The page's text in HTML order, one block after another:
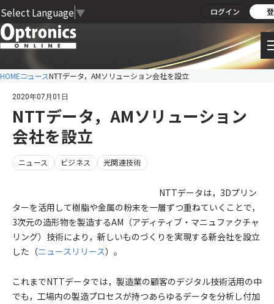
Select Language ▼ ログイン
HOMEニュースNTTデータ，AMソリューション会社を設立
2020年07月01日
NTTデータ，AMソリューション
会社を設立
ニュース ビジネス 光関連技術
NTTデータは，3Dプリン
ターを活用して樹脂や金属の粉末を一層ずつ重ねていくことで，
3次元の造形物を製造するAM（アディティブ・マニュファクチャ
リング）技術により，新しいものづくりを実現する新会社を設立
した（ニュースリリース）。
これまでNTTデータでは，製造業の顧客のデジタル技術活用の中
でも，工場内の製造プロセスが持つあらゆるデータを分析し付加